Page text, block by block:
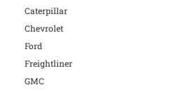
Caterpillar
Chevrolet
Ford
Freightliner
GMC